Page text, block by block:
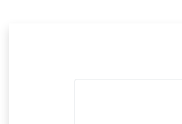
Сравните оттиск с вашей